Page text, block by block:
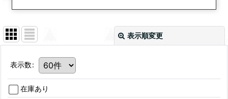
表示順変更
表示数:
在庫あり